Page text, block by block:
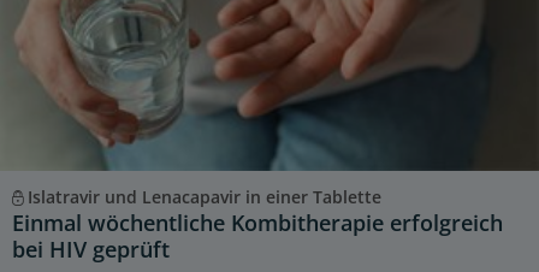
Islatravir und Lenacapavir in einer Tablette
Einmal wöchentliche Kombitherapie erfolgreich
bei HIV geprüft